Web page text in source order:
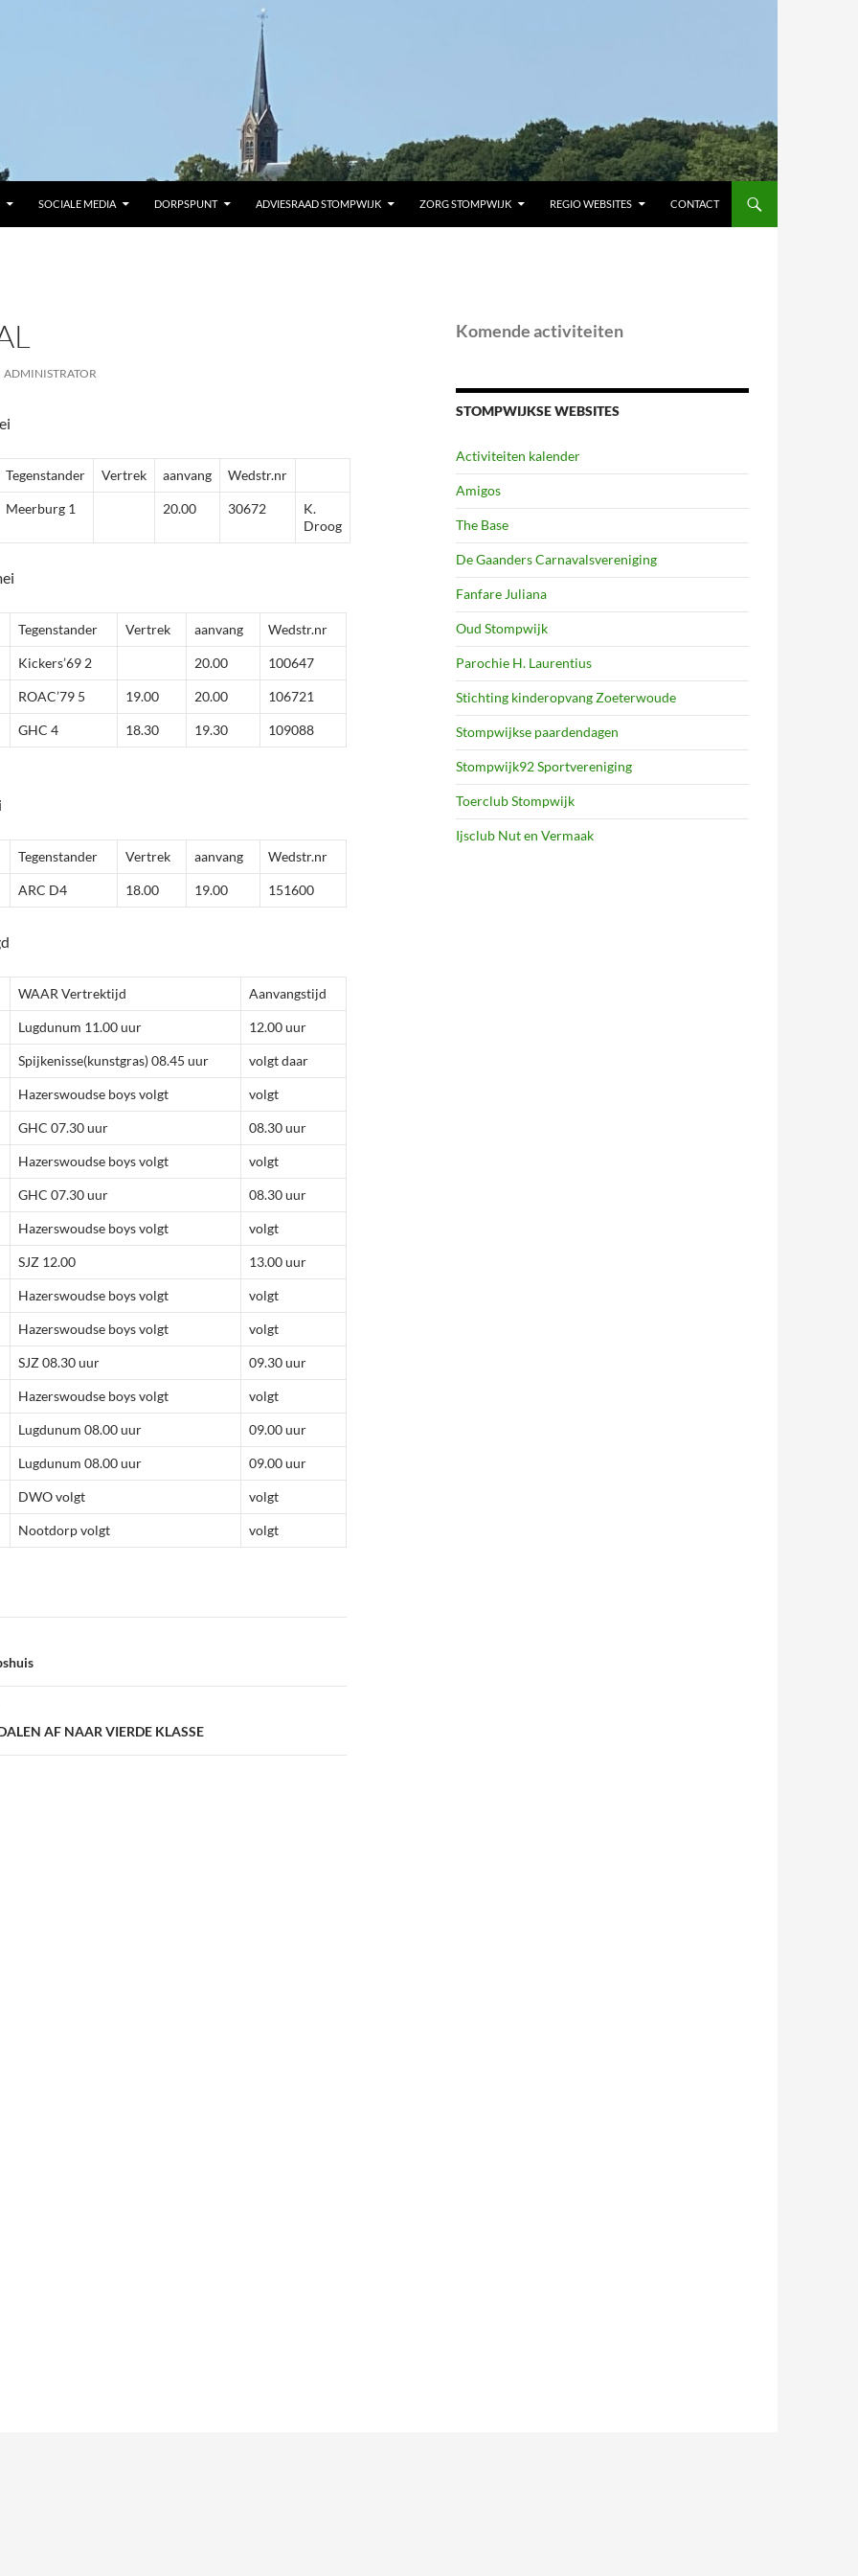
SOCIALE MEDIA DORPSPUNT ADVIESRAAD STOMPWIJK ZORG STOMPWIJK REGIO WEBSITES CONTACT
ADMINISTRATOR
Tegenstander Vertrek aanvang Wedstr.nr
Meerburg 1 20.00 30672
K.
Droog
Tegenstander Vertrek aanvang Wedstr.nr
Kickers’69 2 20.00 100647
ROAC’79 5 19.00 20.00 106721
GHC 4 18.30 19.30 109088
Tegenstander Vertrek aanvang Wedstr.nr
ARC D4 18.00 19.00 151600
WAAR Vertrektijd Aanvangstijd
Lugdunum 11.00 uur 12.00 uur
Spijkenisse(kunstgras) 08.45 uur volgt daar
Hazerswoudse boys volgt volgt
GHC 07.30 uur 08.30 uur
Hazerswoudse boys volgt volgt
GHC 07.30 uur 08.30 uur
Hazerswoudse boys volgt volgt
SJZ 12.00 13.00 uur
Hazerswoudse boys volgt volgt
Hazerswoudse boys volgt volgt
SJZ 08.30 uur 09.30 uur
Hazerswoudse boys volgt volgt
Lugdunum 08.00 uur 09.00 uur
Lugdunum 08.00 uur 09.00 uur
DWO volgt volgt
Nootdorp volgt volgt
AF NAAR VIERDE KLASSE
Komende activiteiten
STOMPWIJKSE WEBSITES
Activiteiten kalender
Amigos
The Base
De Gaanders Carnavalsvereniging
Fanfare Juliana
Oud Stompwijk
Parochie H. Laurentius
Stichting kinderopvang Zoeterwoude
Stompwijkse paardendagen
Stompwijk92 Sportvereniging
Toerclub Stompwijk
Ijsclub Nut en Vermaak